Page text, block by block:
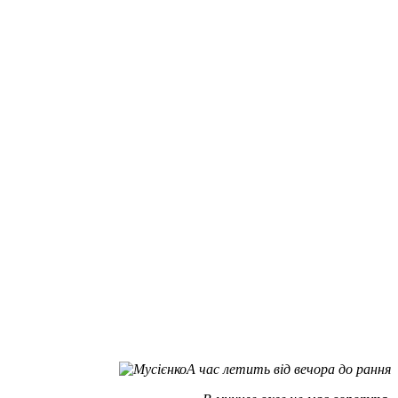
А час летить від вечора до рання